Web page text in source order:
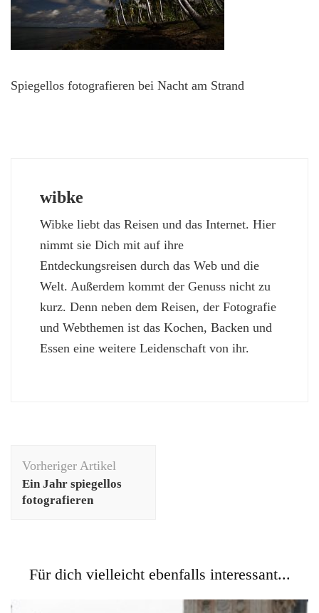
Spiegellos fotografieren bei Nacht am Strand
wibke
Wibke liebt das Reisen und das Internet. Hier
nimmt sie Dich mit auf ihre
Entdeckungsreisen durch das Web und die
Welt. Außerdem kommt der Genuss nicht zu
kurz. Denn neben dem Reisen, der Fotografie
und Webthemen ist das Kochen, Backen und
Essen eine weitere Leidenschaft von ihr.
Vorheriger Artikel
Ein Jahr spiegellos
fotografieren
Für dich vielleicht ebenfalls interessant...